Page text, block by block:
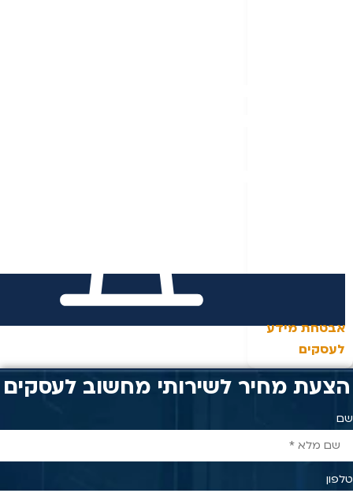
אבטחת מידע
לעסקים
הצעת מחיר לשירותי מחשוב לעסקים
שם
טלפון